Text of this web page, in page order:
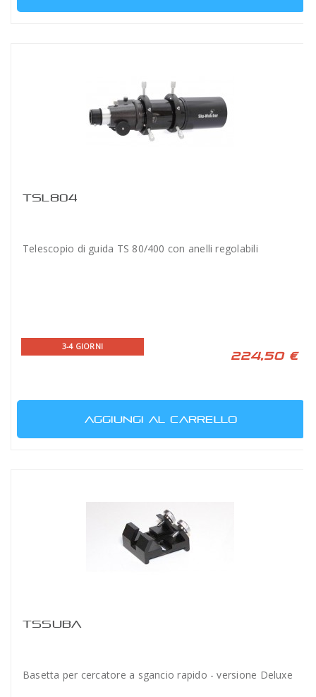
TSL804
Telescopio di guida TS 80/400 con anelli regolabili
3-4 GIORNI
224,50 €
AGGIUNGI AL CARRELLO
TSSUBA
Basetta per cercatore a sgancio rapido - versione Deluxe